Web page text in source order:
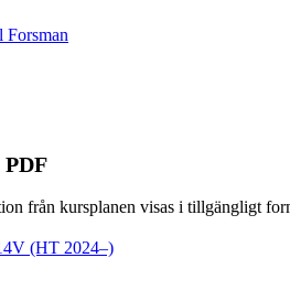
Forsman
från kursplanen visas i tillgängligt
(HT 2024–)